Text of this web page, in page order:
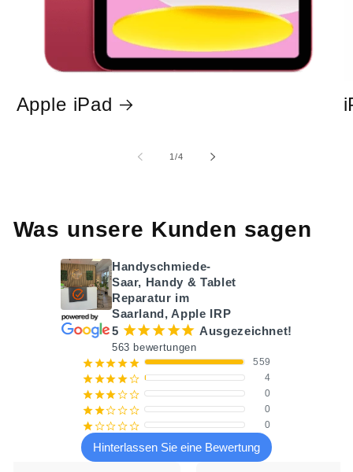
Apple iPad
1/von
4
Was unsere Kunden sagen
Handyschmiede-
Saar, Handy & Tablet
Reparatur im
Saarland, Apple IRP
5 ¡¡¡¡¡ Ausgezeichnet!
563 bewertungen
¡¡¡¡¡ 559
¡¡¡¡¢ 4
¡¡¡¢¢ 0
¡¡¢¢¢ 0
¡¢¢¢¢ 0
Hinterlassen Sie eine Bewertung